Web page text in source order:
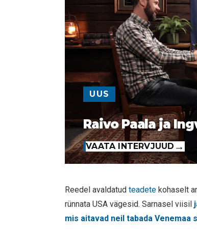
UUS
Raivo Paala ja
VAATA INTERVJUUD
Reedel avaldatudteadetekohaselt
rünnata USA vägesid. Sarnasel viisil
mis aitavad neil tabada Venemaa